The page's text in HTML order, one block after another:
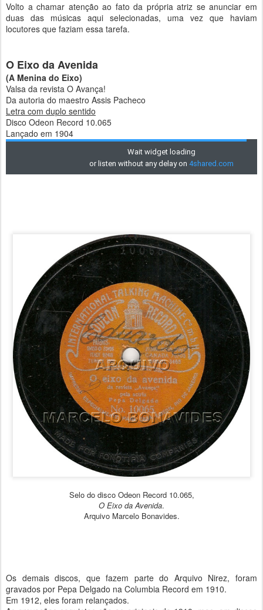
Volto a chamar atenção ao fato da própria atriz se anunciar em
duas das músicas aqui selecionadas, uma vez que haviam
locutores que faziam essa tarefa.
O Eixo da Avenida
(A Menina do Eixo)
Valsa da revista O Avança!
Da autoria do maestro Assis Pacheco
Letra com duplo sentido
Disco Odeon Record 10.065
Lançado em 1904
Selo do disco Odeon Record 10.065,
O Eixo da Avenida.
Arquivo Marcelo Bonavides.
Os demais discos, que fazem parte do Arquivo Nirez, foram
gravados por Pepa Delgado na Columbia Record em 1910.
Em 1912, eles foram relançados.